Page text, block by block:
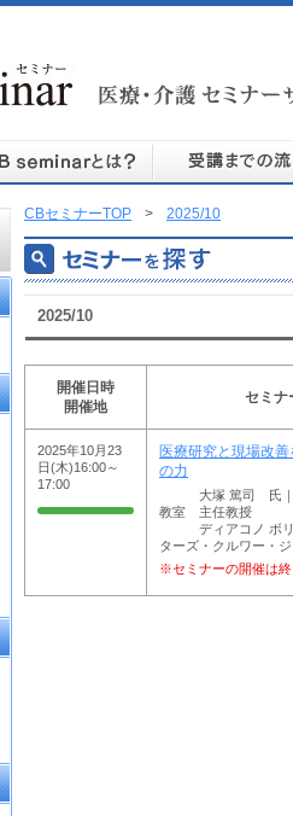
CBセミナーTOP > 2025/10
2025/10
開催日時
開催地
セミナ
2025年10月23
日(木)16:00～
17:00
医療研究と現場改
の力
大塚 篤司 氏｜
教室 主任教授
ディアコノ ボリ
ターズ・クルワー・
※セミナーの開催は